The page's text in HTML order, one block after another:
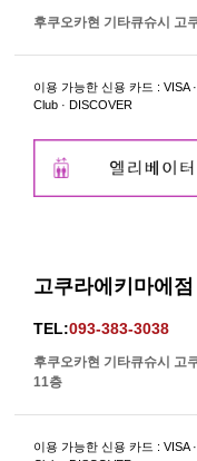
후쿠오카현 기타큐슈시 고
이용 가능한 신용 카드 : VISA
Club · DISCOVER
고쿠라에키마에점
TEL:093-383-3038
후쿠오카현 기타큐슈시 고
11층
이용 가능한 신용 카드 : VISA